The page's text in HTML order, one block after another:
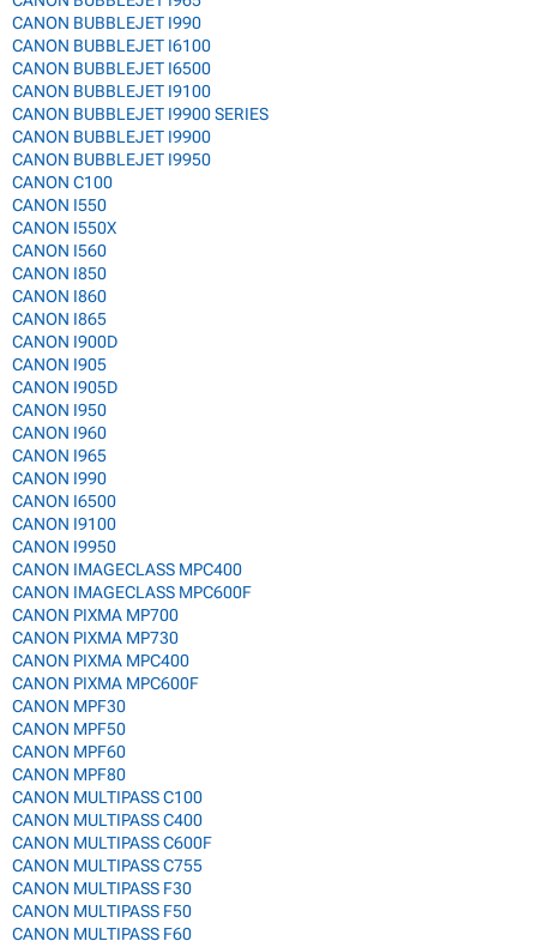
CANON BUBBLEJET I990
CANON BUBBLEJET I6100
CANON BUBBLEJET I6500
CANON BUBBLEJET I9100
CANON BUBBLEJET I9900 SERIES
CANON BUBBLEJET I9900
CANON BUBBLEJET I9950
CANON C100
CANON I550
CANON I550X
CANON I560
CANON I850
CANON I860
CANON I865
CANON I900D
CANON I905
CANON I905D
CANON I950
CANON I960
CANON I965
CANON I990
CANON I6500
CANON I9100
CANON I9950
CANON IMAGECLASS MPC400
CANON IMAGECLASS MPC600F
CANON PIXMA MP700
CANON PIXMA MP730
CANON PIXMA MPC400
CANON PIXMA MPC600F
CANON MPF30
CANON MPF50
CANON MPF60
CANON MPF80
CANON MULTIPASS C100
CANON MULTIPASS C400
CANON MULTIPASS C600F
CANON MULTIPASS C755
CANON MULTIPASS F30
CANON MULTIPASS F50
CANON MULTIPASS F60